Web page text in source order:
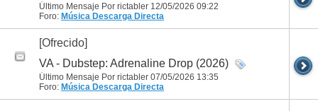
Último Mensaje Por rictabler 12/05/2026 09:22
Foro: Música Descarga Directa
[Ofrecido]
VA - Dubstep: Adrenaline Drop (2026)
Último Mensaje Por rictabler 07/05/2026 13:35
Foro: Música Descarga Directa